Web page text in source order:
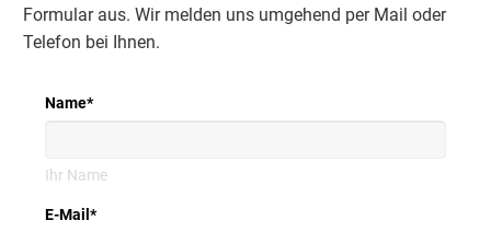
Formular aus. Wir melden uns umgehend per Mail oder
Telefon bei Ihnen.
Name*
Ihr Name
E-Mail *